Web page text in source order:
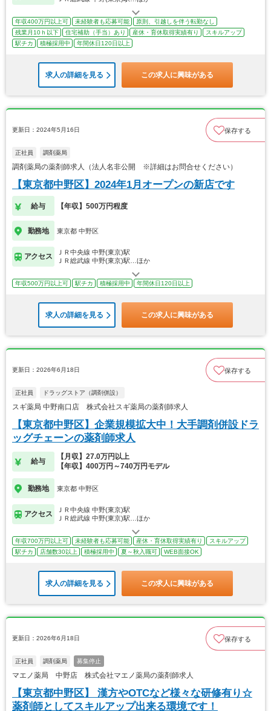
年収400万円以上可 未経験者も応募可能
原則、引越しを伴う転勤なし
残業月10ｈ以下
住宅補助（手当）あり 産休・育休取得実績有り
スキルアップ
駅チカ
積極採用中 年間休日120日以上
求人の詳細を見る この求人に興味がある
更新日：2024年5月16日 保存する
正社員 調剤薬局
調剤薬局の薬剤師求人（法人名非公開 ※詳細はお問合せください）
【東京都中野区】2024年1月オープンの新店です
給与 【年収】500万円程度
勤務地 東京都 中野区
アクセス
ＪＲ中央線 中野(東京)駅
ＪＲ総武線 中野(東京)駅…ほか
年収500万円以上可 駅チカ 積極採用中 年間休日120日以上
求人の詳細を見る この求人に興味がある
更新日：2026年6月18日 保存する
正社員 ドラッグストア（調剤併設）
スギ薬局 中野南口店 株式会社スギ薬局の薬剤師求人
【東京都中野区】企業規模拡大中！大手調剤併設ドラ
ッグチェーンの薬剤師求人
給与
【月収】27.0万円以上
【年収】400万円～740万円モデル
勤務地 東京都 中野区
アクセス
ＪＲ中央線 中野(東京)駅
ＪＲ総武線 中野(東京)駅…ほか
年収700万円以上可 未経験者も応募可能 産休・育休取得実績有り
スキルアップ
駅チカ
店舗数30以上 積極採用中 夏～秋入職可 WEB面接OK
求人の詳細を見る この求人に興味がある
更新日：2026年6月18日 保存する
正社員 調剤薬局 募集停止
マエノ薬局 中野店 株式会社マエノ薬局の薬剤師求人
【東京都中野区】 漢方やOTCなど様々な研修有り☆
薬剤師としてスキルアップ出来る環境です！